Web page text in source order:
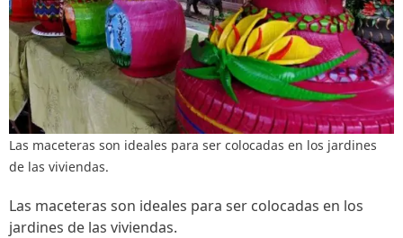
Las maceteras son ideales para ser colocadas en los jardines
de las viviendas.
Las maceteras son ideales para ser colocadas en los
jardines de las viviendas.